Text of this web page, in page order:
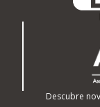
Descubre